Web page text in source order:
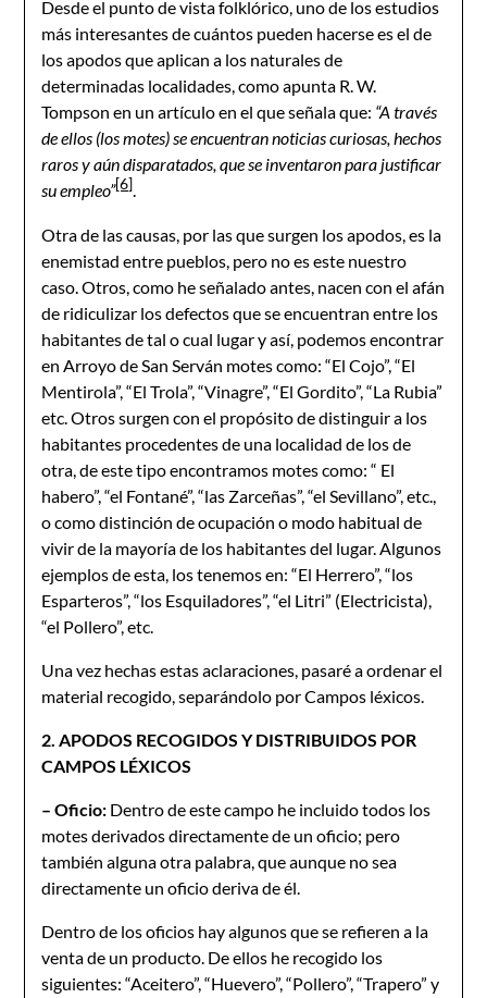
Desde el punto de vista folklórico, uno de los estudios
más interesantes de cuántos pueden hacerse es el de
los apodos que aplican a los naturales de
determinadas localidades, como apunta R. W.
Tompson en un artículo en el que señala que: “A través
de ellos (los motes) se encuentran noticias curiosas, hechos
raros y aún disparatados, que se inventaron para justificar
su empleo”[6].
Otra de las causas, por las que surgen los apodos, es la
enemistad entre pueblos, pero no es este nuestro
caso. Otros, como he señalado antes, nacen con el afán
de ridiculizar los defectos que se encuentran entre los
habitantes de tal o cual lugar y así, podemos encontrar
en Arroyo de San Serván motes como: “El Cojo”, “El
Mentirola”, “El Trola”, “Vinagre”, “El Gordito”, “La Rubia”
etc. Otros surgen con el propósito de distinguir a los
habitantes procedentes de una localidad de los de
otra, de este tipo encontramos motes como: “ El
habero”, “el Fontané”, “las Zarceñas”, “el Sevillano”, etc.,
o como distinción de ocupación o modo habitual de
vivir de la mayoría de los habitantes del lugar. Algunos
ejemplos de esta, los tenemos en: “El Herrero”, “los
Esparteros”, “los Esquiladores”, “el Litri” (Electricista),
“el Pollero”, etc.
Una vez hechas estas aclaraciones, pasaré a ordenar el
material recogido, separándolo por Campos léxicos.
2. APODOS RECOGIDOS Y DISTRIBUIDOS POR
CAMPOS LÉXICOS
– Oficio: Dentro de este campo he incluido todos los
motes derivados directamente de un oficio; pero
también alguna otra palabra, que aunque no sea
directamente un oficio deriva de él.
Dentro de los oficios hay algunos que se refieren a la
venta de un producto. De ellos he recogido los
siguientes: “Aceitero”, “Huevero”, “Pollero”, “Trapero” y